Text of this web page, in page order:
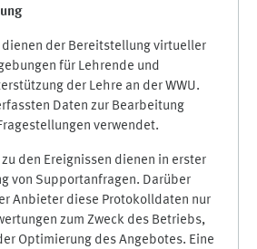
dienen der Bereitstellung virtueller
für Lehrende und
der Lehre an der WWU.
Daten zur Bearbeitung
verwendet.
den Ereignissen dienen in erster
von Supportanfragen. Darüber
Anbieter diese Protokolldaten nur
zum Zweck des Betriebs,
Optimierung des Angebotes. Eine